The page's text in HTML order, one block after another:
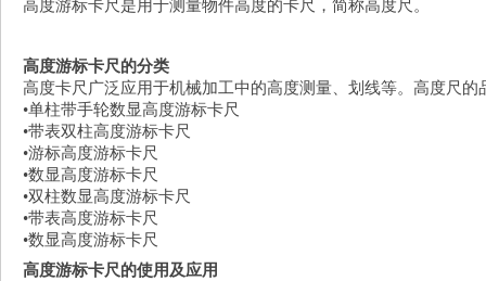
高度游标卡尺是用于测量物件高度的卡尺，简称高度尺。
高度游标卡尺的分类
高度卡尺广泛应用于机械加工中的高度测量、划线等。高度尺
•单柱带手轮数显高度游标卡尺
•带表双柱高度游标卡尺
•游标高度游标卡尺
•数显高度游标卡尺
•双柱数显高度游标卡尺
•带表高度游标卡尺
•数显高度游标卡尺
高度游标卡尺的使用及应用